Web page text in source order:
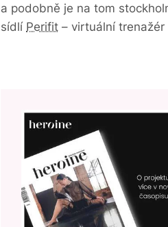
a podobně je na tom
sídlí Perifit – virtuální trenažér